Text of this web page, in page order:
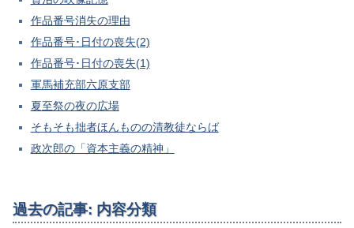
作品番号消失の理由
作品番号･日付の喪失(2)
作品番号･日付の喪失(1)
軍馬補充部六原支部
夏至祭の夜の広場
そもそも拙者ほんものの清教徒ならば
政次郎の「資本主義の精神」
過去の記事: 内容分類